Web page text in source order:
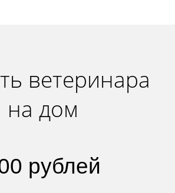
ветеринара
на дом
рублей